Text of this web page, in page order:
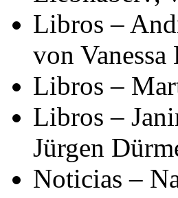
Libros –
von Vanessa
Libros –
Libros –
Jürgen
Noticias –